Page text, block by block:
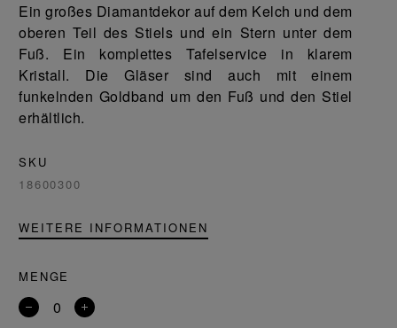
Ein großes Diamantdekor auf dem Kelch und dem
oberen Teil des Stiels und ein Stern unter dem
Fuß. Ein komplettes Tafelservice in klarem
Kristall. Die Gläser sind auch mit einem
funkelnden Goldband um den Fuß und den Stiel
erhältlich.
SKU
18600300
WEITERE INFORMATIONEN
MENGE
Entfernen Ein